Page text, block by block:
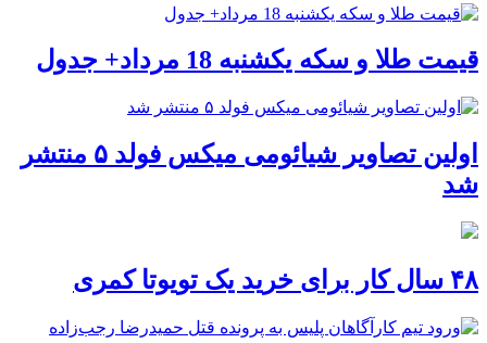
قیمت طلا و سکه یکشنبه 18 مرداد+ جدول
اولین تصاویر شیائومی میکس فولد ۵ منتشر
شد
۴۸ سال کار برای خرید یک تویوتا کمری